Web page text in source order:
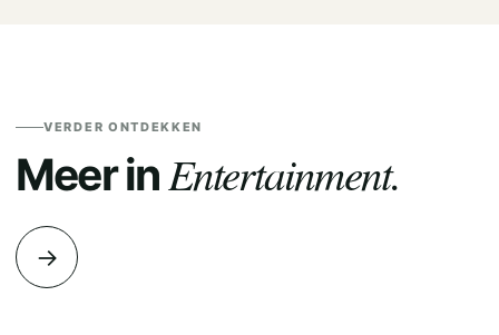
VERDER ONTDEKKEN
Meer inEntertainment.
→